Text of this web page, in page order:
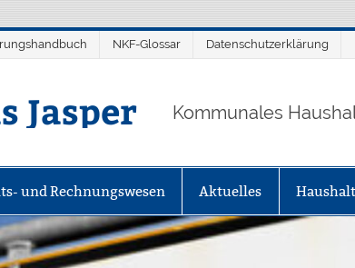
NKF-Glossar Datenschutzerklärung
Jasper Kommunales
und Rechnungswesen Aktuelles